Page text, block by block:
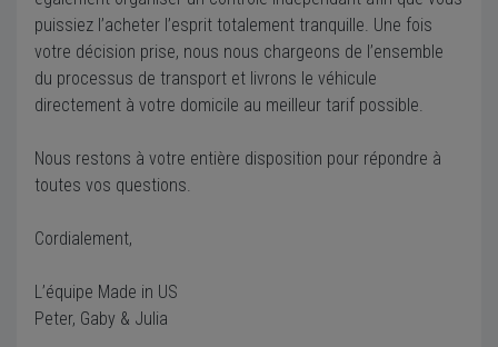
puissiez l’acheter l’esprit totalement tranquille. Une fois
votre décision prise, nous nous chargeons de l’ensemble
du processus de transport et livrons le véhicule
directement à votre domicile au meilleur tarif possible.
Nous restons à votre entière disposition pour répondre à
toutes vos questions.
Cordialement,
L’équipe Made in US
Peter, Gaby & Julia